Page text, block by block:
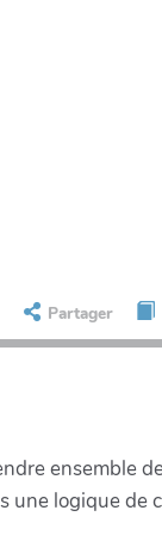
Partager